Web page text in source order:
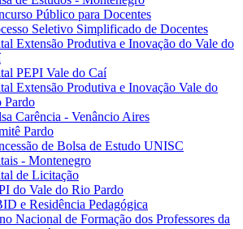
Público para Docentes
Seletivo Simplificado de Docentes
Extensão Produtiva e Inovação do Vale do
PEPI Vale do Caí
Extensão Produtiva e Inovação Vale do
Pardo
Carência - Venâncio Aires
Pardo
de Bolsa de Estudo UNISC
- Montenegro
de Licitação
do Vale do Rio Pardo
e Residência Pedagógica
Nacional de Formação dos Professores da